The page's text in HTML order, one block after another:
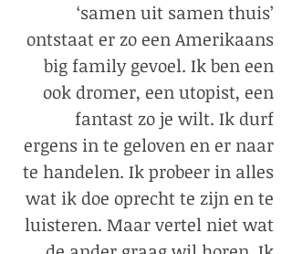
‘samen uit samen thuis’
ontstaat er zo een Amerikaans
big family gevoel. Ik ben een
ook dromer, een utopist, een
fantast zo je wilt. Ik durf
ergens in te geloven en er naar
te handelen. Ik probeer in alles
wat ik doe oprecht te zijn en te
luisteren. Maar vertel niet wat